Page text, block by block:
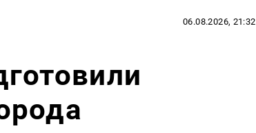
06.08.2026, 21:32